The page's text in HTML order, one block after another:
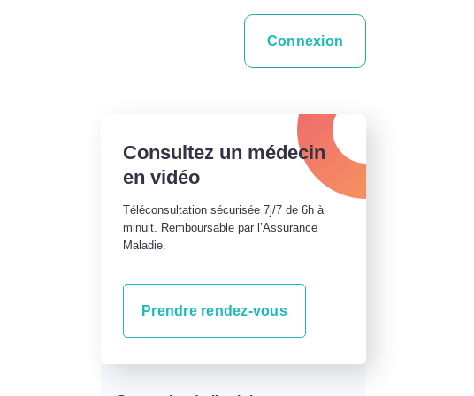
Connexion
Consultez un médecin
en vidéo
Téléconsultation sécurisée 7j/7 de 6h à
minuit. Remboursable par l’Assurance
Maladie.
Prendre rendez-vous